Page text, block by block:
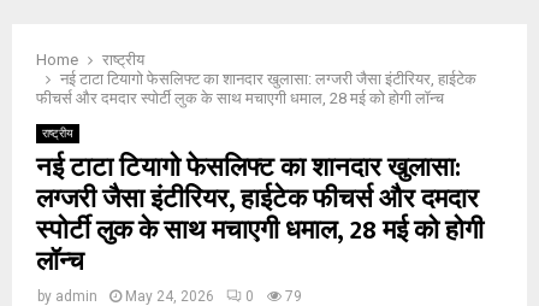
Home
राष्ट्रीय
नई टाटा टियागो फेसलिफ्ट का शानदार खुलासा: लग्जरी जैसा इंटीरियर, हाईटेक
फीचर्स और दमदार स्पोर्टी लुक के साथ मचाएगी धमाल, 28 मई को होगी लॉन्च
राष्ट्रीय
नई टाटा टियागो फेसलिफ्ट का शानदार खुलासा:
लग्जरी जैसा इंटीरियर, हाईटेक फीचर्स और दमदार
स्पोर्टी लुक के साथ मचाएगी धमाल, 28 मई को होगी
लॉन्च
by admin May 24, 2026 0 79